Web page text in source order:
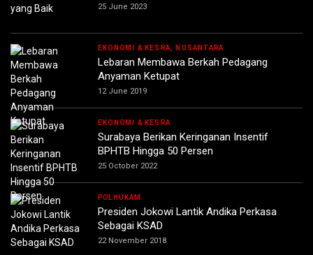
25 June 2023
EKONOMI & KESRA, NUSANTARA
Lebaran Membawa Berkah Pedagang
Anyaman Ketupat
12 June 2019
EKONOMI & KESRA
Surabaya Berikan Keringanan Insentif
BPHTB Hingga 50 Persen
25 October 2022
POLHUKAM
Presiden Jokowi Lantik Andika Perkasa
Sebagai KSAD
22 November 2018